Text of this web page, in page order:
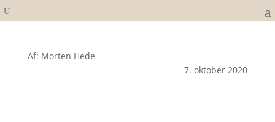
Af: Morten Hede
7. oktober 2020